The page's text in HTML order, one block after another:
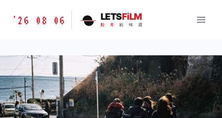
胶
味
道
LETSFILM
'26 08 06 LETSFiLM
胶 片 的 味 道